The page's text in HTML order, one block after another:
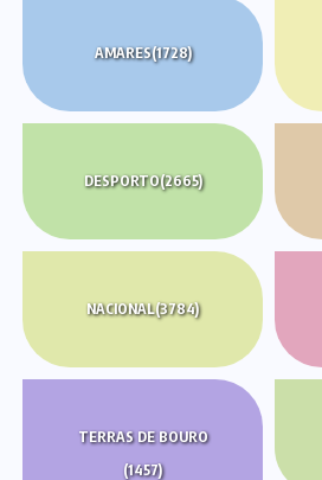
AMARES(1728)
DESPORTO(2665)
NACIONAL(3784)
TERRAS DE BOURO
(1457)